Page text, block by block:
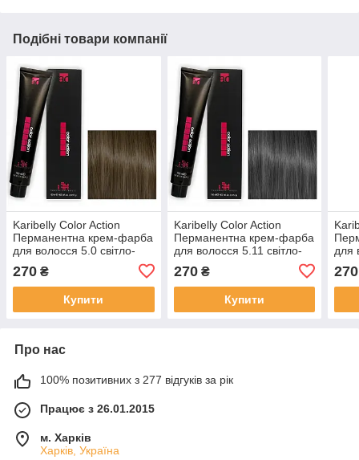
Подібні товари компанії
Karibelly Color Action
Перманентна крем-фарба
для волосся 5.0 свiтло-
270 ₴
Купити
Karibelly Color Action
Перманентна крем-фарба
для волосся 5.11 свiтло-
коричневий 100 мл
270₴
Купити
для
270
Про нас
100% позитивних з 277 відгуків за рік
Працює з 26.01.2015
м. Харків
Харків, Україна